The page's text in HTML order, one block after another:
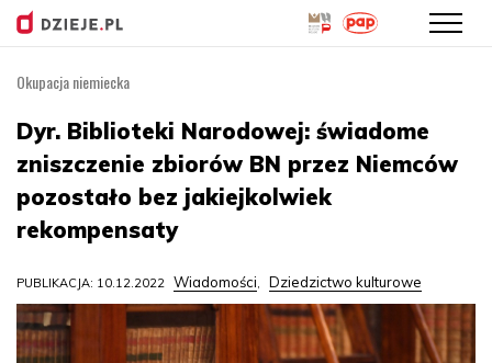
treści
Okupacja niemiecka
Dyr. Biblioteki Narodowej: świadome
zniszczenie zbiorów BN przez Niemców
pozostało bez jakiejkolwiek
rekompensaty
PUBLIKACJA: 10.12.2022 Wiadomości, Dziedzictwo kulturowe